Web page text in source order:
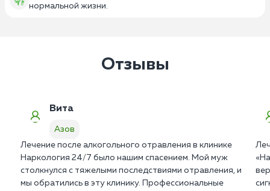
нормальной жизни.
Отзывы
Вита
Азов
Лечение после алкогольного отравления в клинике
Наркология 24/7 было нашим спасением. Мой муж
столкнулся с тяжелыми последствиями отравления, и
мы обратились в эту клинику. Профессиональные